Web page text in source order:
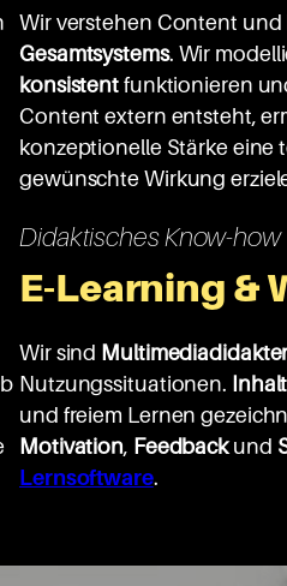
Wir verstehen Content
Gesamtsystems. Wir
konsistentfunktionieren
Content extern entsteht,
konzeptionelle Stärke eine
gewünschte Wirkung
Didaktisches Know-how
E-Learning &
Wir sind
Nutzungssituationen.
und freiem Lernen
Motivation, Feedbackund
Lernsoftware.